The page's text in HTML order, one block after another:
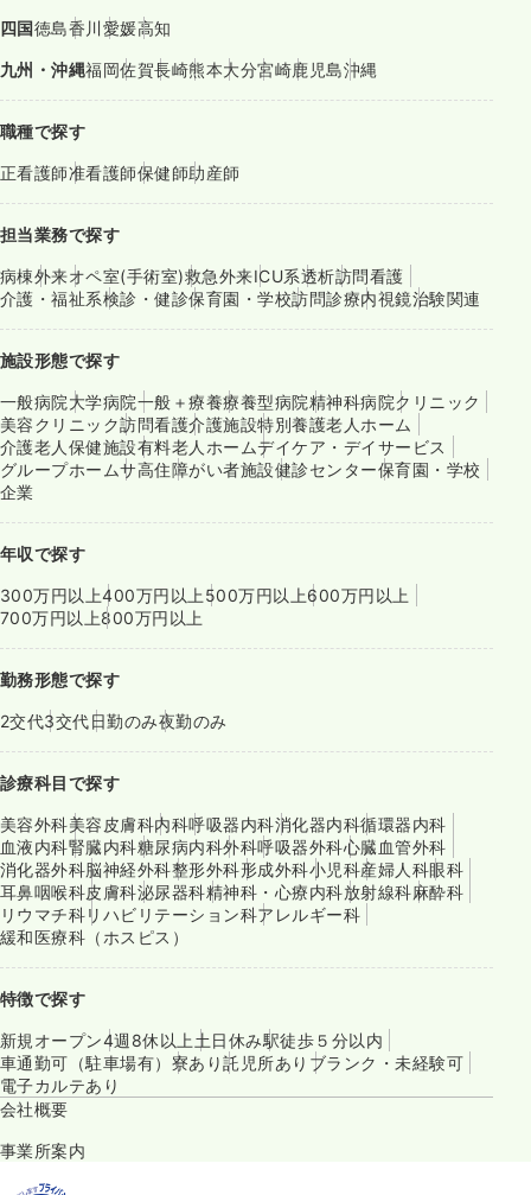
四国徳島香川愛媛高知
九州・沖縄福岡佐賀長崎熊本大分宮崎鹿児島沖縄
職種で探す
正看護師准看護師保健師助産師
担当業務で探す
病棟外来オペ室(手術室)救急外来ICU系透析訪問看護
介護・福祉系検診・健診保育園・学校訪問診療内視鏡治験関連
施設形態で探す
一般病院大学病院一般＋療養療養型病院精神科病院クリニック
美容クリニック訪問看護介護施設特別養護老人ホーム
介護老人保健施設有料老人ホームデイケア・デイサービス
グループホームサ高住障がい者施設健診センター保育園・学校
企業
年収で探す
300万円以上400万円以上 500万円以上600万円以上
700万円以上800万円以上
勤務形態で探す
2交代3交代日勤のみ夜勤のみ
診療科目で探す
美容外科美容皮膚科内科呼吸器内科消化器内科循環器内科
血液内科腎臓内科糖尿病内科外科呼吸器外科心臓血管外科
消化器外科脳神経外科整形外科形成外科小児科産婦人科眼科
耳鼻咽喉科皮膚科泌尿器科精神科・心療内科放射線科麻酔科
リウマチ科リハビリテーション科アレルギー科
緩和医療科（ホスピス）
特徴で探す
新規オープン4週8休以上 土日休み駅徒歩５分以内
車通勤可（駐車場有） 寮あり託児所あり ブランク・未経験可
電子カルテあり
会社概要
事業所案内